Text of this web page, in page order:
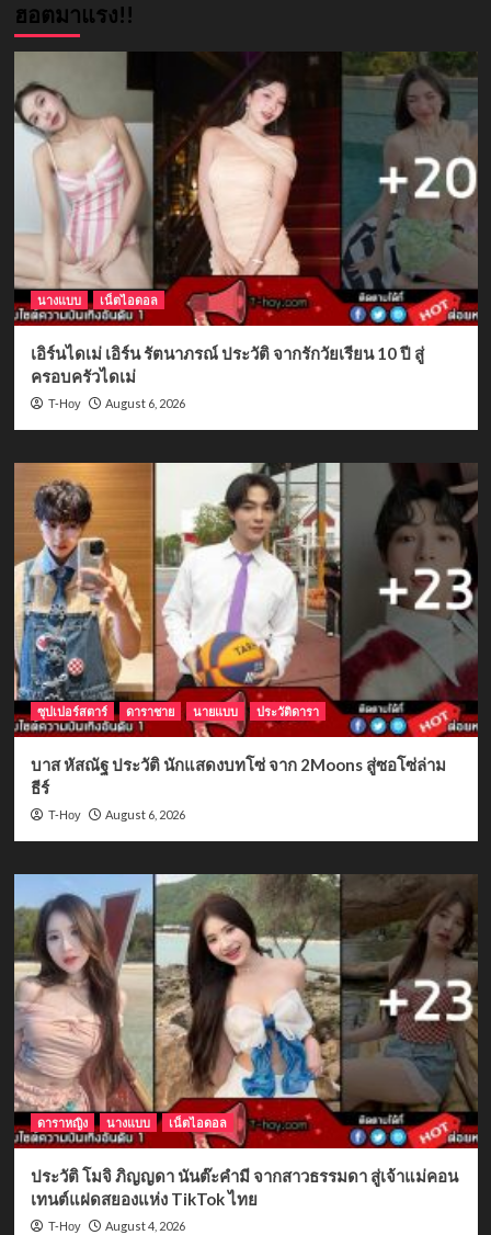
ฮอตมาแรง!!
นางแบบ เน็ตไอดอล
เอิร์นไดเม่ เอิร์น รัตนาภรณ์ ประวัติ จากรักวัยเรียน 10 ปี สู่
ครอบครัวไดเม่
T-Hoy August 6, 2026
ซุปเปอร์สตาร์ ดาราชาย นายแบบ ประวัติดารา
บาส หัสณัฐ ประวัติ นักแสดงบทโซ่ จาก 2Moons สู่ซอโซ่ล่าม
ธีร์
T-Hoy August 6, 2026
ดาราหญิง นางแบบ เน็ตไอดอล
ประวัติ โมจิ ภิญญดา นันต๊ะคำมี จากสาวธรรมดา สู่เจ้าแม่คอน
เทนต์แฝดสยองแห่ง TikTok ไทย
T-Hoy August 4, 2026